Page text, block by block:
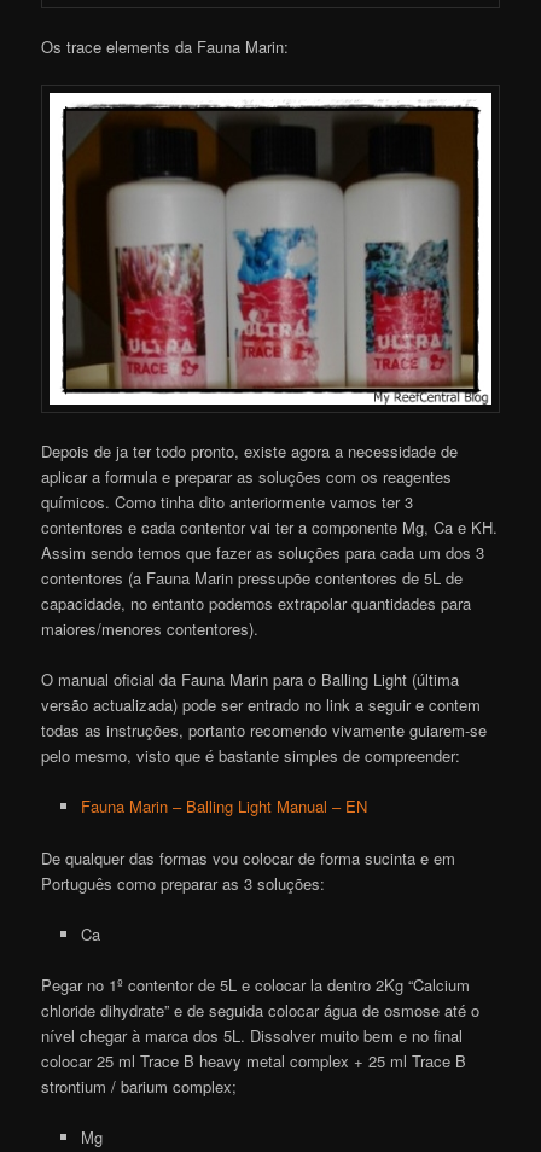
Os trace elements da Fauna Marin:
Depois de ja ter todo pronto, existe agora a necessidade de
aplicar a formula e preparar as soluções com os reagentes
químicos. Como tinha dito anteriormente vamos ter 3
contentores e cada contentor vai ter a componente Mg, Ca e KH.
Assim sendo temos que fazer as soluções para cada um dos 3
contentores (a Fauna Marin pressupõe contentores de 5L de
capacidade, no entanto podemos extrapolar quantidades para
maiores/menores contentores).
O manual oficial da Fauna Marin para o Balling Light (última
versão actualizada) pode ser entrado no link a seguir e contem
todas as instruções, portanto recomendo vivamente guiarem-se
pelo mesmo, visto que é bastante simples de compreender:
Fauna Marin – Balling Light Manual – EN
De qualquer das formas vou colocar de forma sucinta e em
Português como preparar as 3 soluções:
Ca
Pegar no 1º contentor de 5L e colocar la dentro 2Kg “Calcium
chloride dihydrate” e de seguida colocar água de osmose até o
nível chegar à marca dos 5L. Dissolver muito bem e no final
colocar 25 ml Trace B heavy metal complex + 25 ml Trace B
strontium / barium complex;
Mg